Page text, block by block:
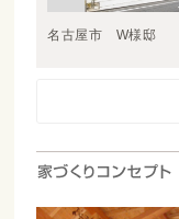
名古屋市 W様邸